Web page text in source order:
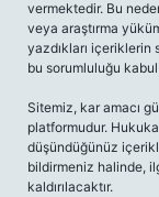
vermektedir. Bu
veya araştırma
yazdıkları içeriklerin
bu sorumluluğu kabul
Sitemiz, kar amacı
platformudur.
düşündüğünüz
bildirmeniz halinde,
kaldırılacaktır.